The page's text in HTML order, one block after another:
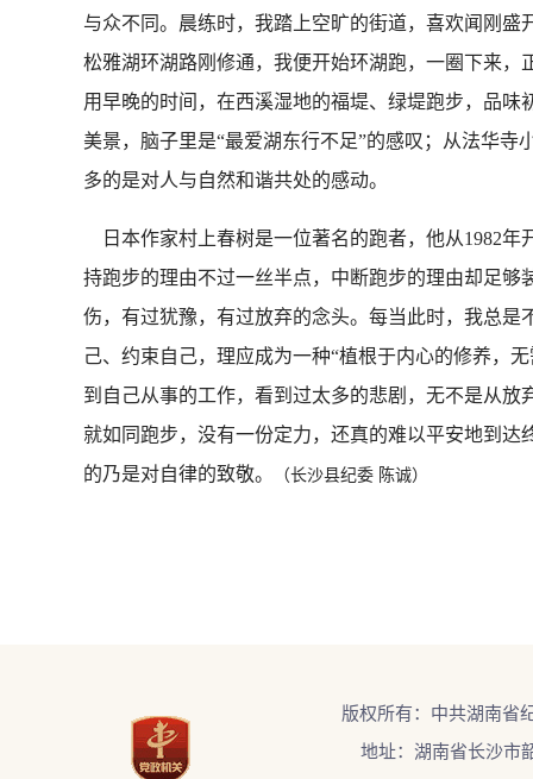
与众不同。晨练时，我踏上空旷的街道，喜欢闻刚
松雅湖环湖路刚修通，我便开始环湖跑，一圈下来
用早晚的时间，在西溪湿地的福堤、绿堤跑步，品
美景，脑子里是“最爱湖东行不足”的感叹；从法华
多的是对人与自然和谐共处的感动。
日本作家村上春树是一位著名的跑者，他从1982年
持跑步的理由不过一丝半点，中断跑步的理由却足
伤，有过犹豫，有过放弃的念头。每当此时，我总
己、约束自己，理应成为一种“植根于内心的修养，
到自己从事的工作，看到过太多的悲剧，无不是从
就如同跑步，没有一份定力，还真的难以平安地到
的乃是对自律的致敬。
（长沙县纪委 陈诚）
版权所有：中共湖南省
地址：湖南省长沙市